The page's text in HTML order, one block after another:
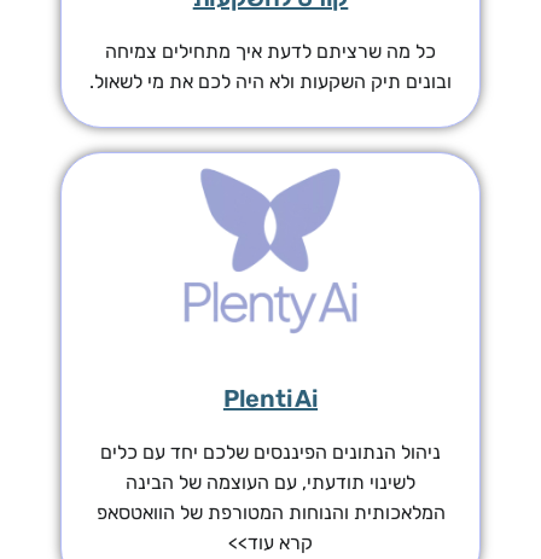
כל מה שרציתם לדעת איך מתחילים צמיחה
ובונים תיק השקעות ולא היה לכם את מי לשאול.
Plenti Ai
ניהול הנתונים הפיננסים שלכם יחד עם כלים
לשינוי תודעתי, עם העוצמה של הבינה
המלאכותית והנוחות המטורפת של הוואטסאפ
קרא עוד>>